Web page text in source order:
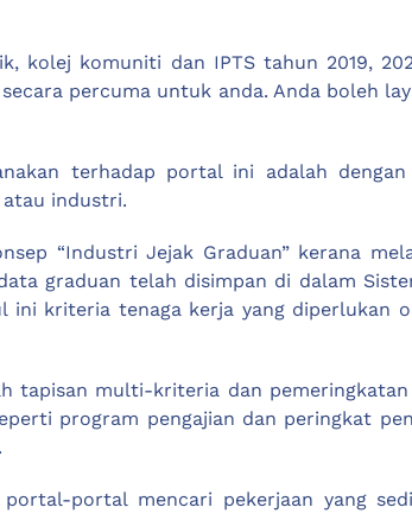
kolej komuniti dan IPTS tahun 2019,
percuma untuk anda. Anda boleh
terhadap portal ini adalah dengan
atau industri.
“Industri Jejak Graduan” kerana
graduan telah disimpan di dalam
ini kriteria tenaga kerja yang
tapisan multi-kriteria dan
program pengajian dan peringkat
portal mencari pekerjaan yang